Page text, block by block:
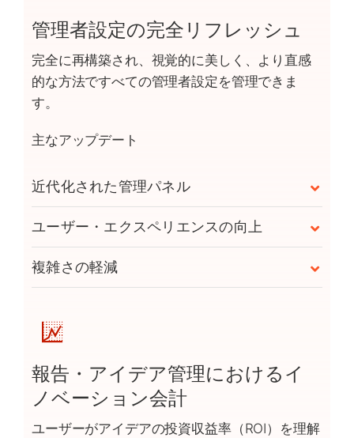
管理者設定の完全リフレッシュ
完全に再構築され、視覚的に美しく、より直感
的な方法ですべての管理者設定を管理できま
す。
主なアップデート
近代化された管理パネル
ユーザー・エクスペリエンスの向上
複雑さの軽減
報告・アイデア管理におけるイ
ノベーション会計
ユーザーがアイデアの投資収益率（ROI）を理解